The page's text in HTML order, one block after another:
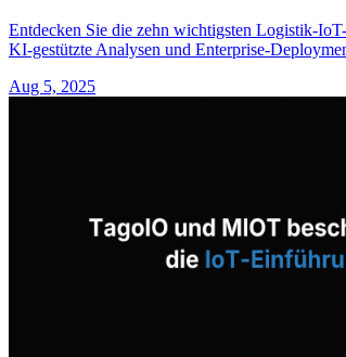
Entdecken Sie die zehn wichtigsten Logistik-
KI-gestützte Analysen und Enterprise-
Aug 5, 2025